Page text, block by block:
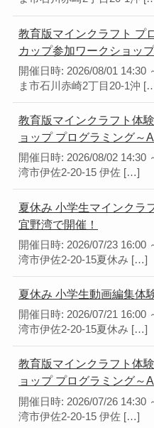
教育版マインクラフト プ
カップ参加ワークショッ
開催日時: 2026/08/01 14:30
ま市石川赤崎2丁目20-1沖
教育版マインクラフト体
ョップ プログラミング～
開催日時: 2026/08/02 14:30
湾市伊佐2-20-15 伊佐 […]
夏休み 小学生マインクラ
宜野湾で開催！
開催日時: 2026/07/23 16:00
湾市伊佐2-20-15夏休み […]
夏休み 小学生動画編集体
開催日時: 2026/07/21 16:00
湾市伊佐2-20-15夏休み […]
教育版マインクラフト体
ョップ プログラミング～
開催日時: 2026/07/26 14:30
湾市伊佐2-20-15 伊佐 […]